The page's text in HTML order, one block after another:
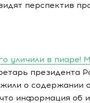
перспектив
уличили в пиаре!
президента
о содержании
информация об